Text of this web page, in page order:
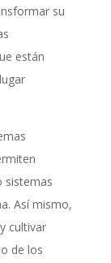
su
están
sistemas
Así mismo,
cultivar
de los